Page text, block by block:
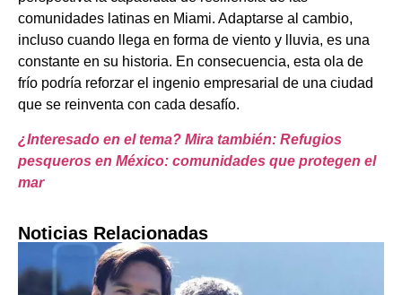
comunidades latinas en Miami. Adaptarse al cambio,
incluso cuando llega en forma de viento y lluvia, es una
constante en su historia. En consecuencia, esta ola de
frío podría reforzar el ingenio empresarial de una ciudad
que se reinventa con cada desafío.
¿Interesado en el tema? Mira también: Refugios
pesqueros en México: comunidades que protegen el
mar
Noticias Relacionadas